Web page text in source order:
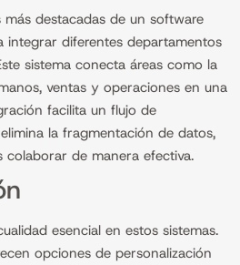
destacadas de un software
integrar diferentes departamentos
sistema conecta áreas como la
ventas y operaciones en una
facilita un flujo de
la fragmentación de datos,
de manera efectiva.
esencial en estos sistemas.
opciones de personalización